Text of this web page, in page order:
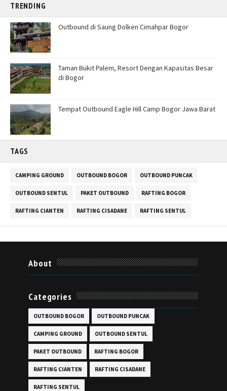
TRENDING
Outbound di Saung Dolken Cimahpar Bogor
Taman Bukit Palem, Resort Dengan Kapasitas Besar
di Bogor
Tempat Outbound Eagle Hill Camp Bogor Jawa Barat
TAGS
CAMPING GROUND OUTBOUND BOGOR OUTBOUND PUNCAK
OUTBOUND SENTUL PAKET OUTBOUND RAFTING BOGOR
RAFTING CIANTEN RAFTING CISADANE RAFTING SENTUL
About
Categories
OUTBOUND BOGOR OUTBOUND PUNCAK
CAMPING GROUND OUTBOUND SENTUL
PAKET OUTBOUND RAFTING BOGOR
RAFTING CIANTEN RAFTING CISADANE
RAFTING SENTUL